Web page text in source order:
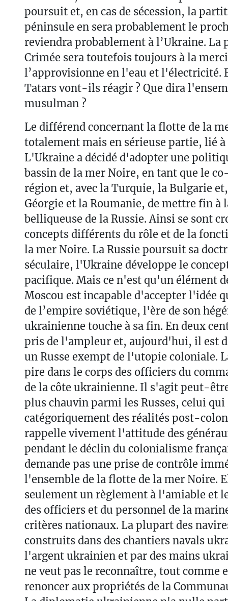
poursuit et, en cas de sécession, la
péninsule en sera probablement le
reviendra probablement à l’Ukraine. La
Crimée sera toutefois toujours à la
l’approvisionne en l'eau et l'électricité.
Tatars vont-ils réagir ? Que dira
musulman ?
Le différend concernant la flotte de la
totalement mais en sérieuse partie, lié à
L'Ukraine a décidé d'adopter une
bassin de la mer Noire, en tant que le
région et, avec la Turquie, la Bulgarie
Géorgie et la Roumanie, de mettre fin à
belliqueuse de la Russie. Ainsi se sont
concepts différents du rôle et de la
la mer Noire. La Russie poursuit sa
séculaire, l'Ukraine développe le
pacifique. Mais ce n'est qu'un élément
Moscou est incapable d'accepter l'idée
de l’empire soviétique, l'ère de son
ukrainienne touche à sa fin. En deux
pris de l'ampleur et, aujourd'hui, il est
un Russe exempt de l'utopie coloniale.
pire dans le corps des officiers du
de la côte ukrainienne. Il s'agit peut-
plus chauvin parmi les Russes, celui
catégoriquement des réalités post-
rappelle vivement l'attitude des
pendant le déclin du colonialisme
demande pas une prise de contrôle
l'ensemble de la flotte de la mer Noire.
seulement un règlement à l'amiable et
des officiers et du personnel de la
critères nationaux. La plupart des
construits dans des chantiers navals
l'argent ukrainien et par des mains
ne veut pas le reconnaître, tout comme
renoncer aux propriétés de la